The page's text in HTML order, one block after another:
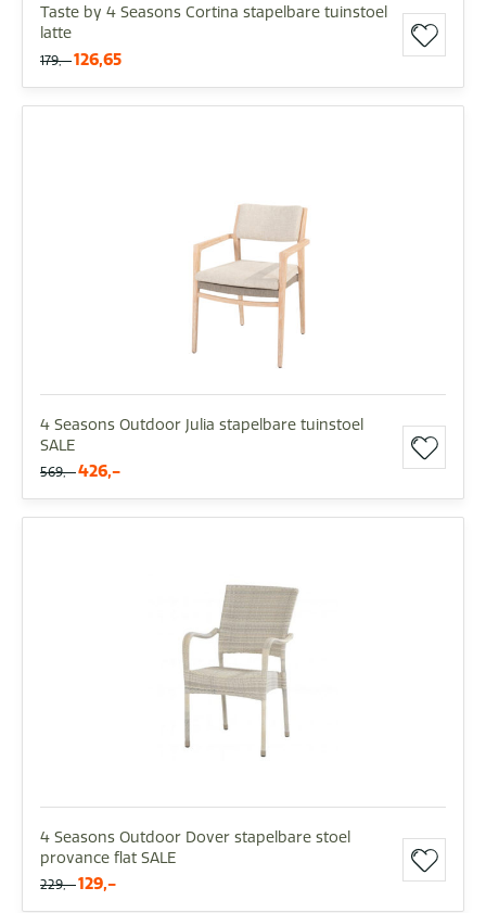
Taste by 4 Seasons Cortina stapelbare tuinstoel
latte
179,- 126,65
4 Seasons Outdoor Julia stapelbare tuinstoel
SALE
569,- 426,-
4 Seasons Outdoor Dover stapelbare stoel
provance flat SALE
229,- 129,-